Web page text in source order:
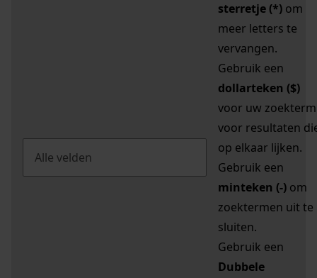
sterretje (*) om
meer letters te
vervangen.
Gebruik een
dollarteken ($)
voor uw zoekterm
voor resultaten
op elkaar lijken.
Gebruik een
minteken (-) om
zoektermen uit te
sluiten.
Gebruik een
Dubbele